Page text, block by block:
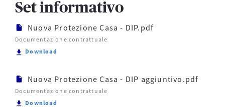
Set informativo
Nuova Protezione Casa - DIP.pdf
Documentazione contrattuale
Download
Nuova Protezione Casa - DIP aggiuntivo.pdf
Documentazione contrattuale
Download